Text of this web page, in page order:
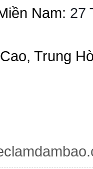
Nam: 27
Trung